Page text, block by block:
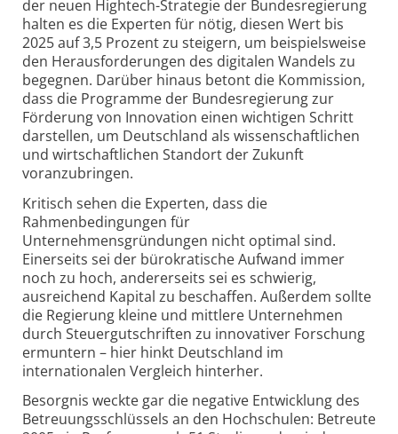
der neuen Hightech-Strategie der Bundesregierung
halten es die Experten für nötig, diesen Wert bis
2025 auf 3,5 Prozent zu steigern, um beispielsweise
den Herausforderungen des digitalen Wandels zu
begegnen. Darüber hinaus betont die Kommission,
dass die Programme der Bundesregierung zur
Förderung von Innovation einen wichtigen Schritt
darstellen, um Deutschland als wissenschaftlichen
und wirtschaftlichen Standort der Zukunft
voranzubringen.
Kritisch sehen die Experten, dass die
Rahmenbedingungen für
Unternehmensgründungen nicht optimal sind.
Einerseits sei der bürokratische Aufwand immer
noch zu hoch, andererseits sei es schwierig,
ausreichend Kapital zu beschaffen. Außerdem sollte
die Regierung kleine und mittlere Unternehmen
durch Steuergutschriften zu innovativer Forschung
ermuntern – hier hinkt Deutschland im
internationalen Vergleich hinterher.
Besorgnis weckte gar die negative Entwicklung des
Betreuungsschlüssels an den Hochschulen: Betreute